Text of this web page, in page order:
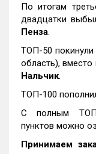
По итогам
двадцатки
Пенза.
ТОП-50 покинули
область), вместо
Нальчик.
ТОП-100
С полным ТОП-
пунктов можно
Принимаем